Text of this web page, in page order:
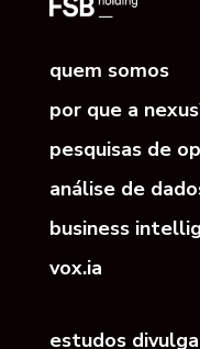
quem somos
por que a
pesquisas de
análise de
business
vox.ia
estudos